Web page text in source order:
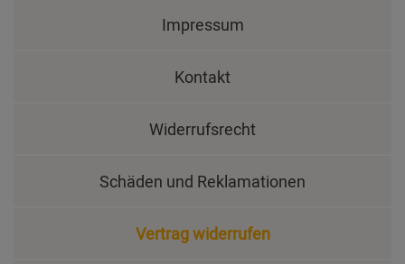
Impressum
Kontakt
Widerrufsrecht
Schäden und Reklamationen
Vertrag widerrufen